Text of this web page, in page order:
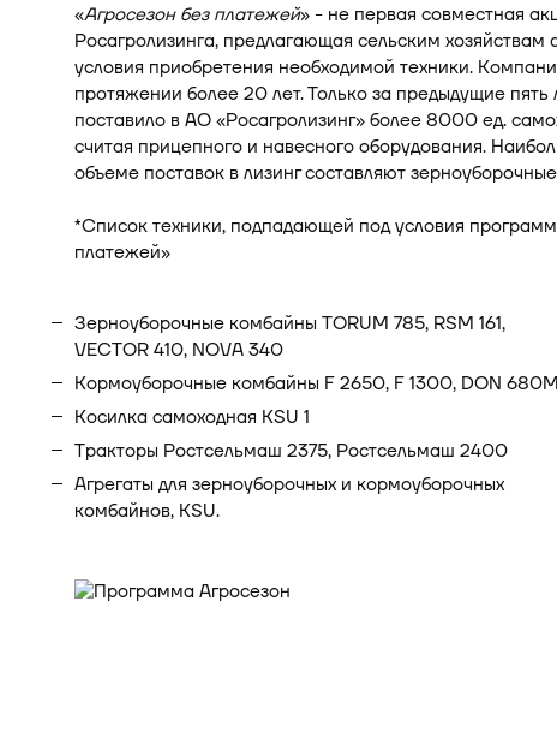
«Агросезон без платежей» - не первая совместная
Росагролизинга, предлагающая сельским хозяйствам
условия приобретения необходимой техники.
протяжении более 20 лет. Только за предыдущие пять
поставило в АО «Росагролизинг» более 8000 ед.
считая прицепного и навесного оборудования.
объеме поставок в лизинг составляют
*Список техники, подпадающей под условия
платежей»
Зерноуборочные комбайны TORUM 785, RSM 161,
VECTOR 410, NOVA 340
Кормоуборочные комбайны F 2650, F 1300, DON 680M
Косилка самоходная KSU 1
Тракторы Ростсельмаш 2375, Ростсельмаш 2400
Агрегаты для зерноуборочных и кормоуборочных
комбайнов, KSU.